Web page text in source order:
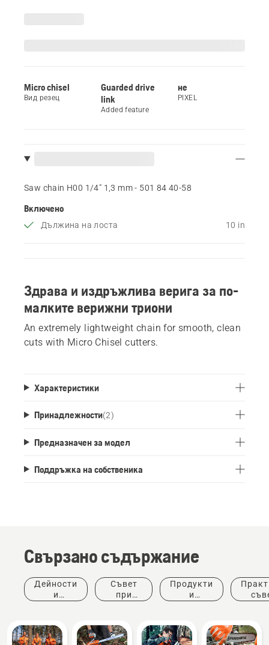
Micro chisel
Вид резец
Guarded drive
link
Added feature
не
PIXEL
Saw chain H00 1/4" 1,3 mm - 501 84 40‑58
Включено
Дължина на лоста 10 in
Здрава и издръжлива верига за по-
малките верижни триони
An extremely lightweight chain for smooth, clean
cuts with Micro Chisel cutters.
Характеристики
Принадлежности(2)
Предназначен за модел
Поддръжка на собственика
Свързано съдържание
Дейности
и
Съвет
при
Продукти
и